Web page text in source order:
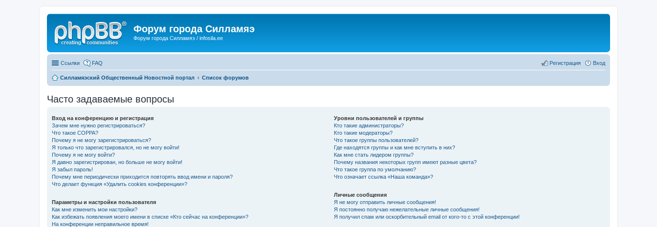
Форум города Силламяэ
Форум города Силламяэ / infosila.ee
Ссылки FAQ Вход
Регистрация
Силламяэский Общественный Новостной портал Список форумов
Часто задаваемые вопросы
Вход на конференцию и регистрация
Зачем мне нужно регистрироваться?
Что такое COPPA?
Почему я не могу зарегистрироваться?
Я только что зарегистрировался, но не могу войти!
Почему я не могу войти?
Я давно зарегистрирован, но больше не могу войти!
Я забыл пароль!
Почему мне периодически приходится повторять ввод имени и пароля?
Что делает функция «Удалить cookies конференции»?
Параметры и настройки пользователя
Как мне изменить мои настройки?
Как избежать появления моего имени в списке «Кто сейчас на конференции»?
На конференции неправильное время!
Уровни пользователей и группы
Кто такие администраторы?
Кто такие модераторы?
Что такое группы пользователей?
Где находятся группы и как мне вступить в них?
Как мне стать лидером группы?
Почему названия некоторых групп имеют разные цвета?
Что такое группа по умолчанию?
Что означает ссылка «Наша команда»?
Личные сообщения
Я не могу отправить личные сообщения!
Я постоянно получаю нежелательные личные сообщения!
Я получил спам или оскорбительный email от кого-то с этой конференции!